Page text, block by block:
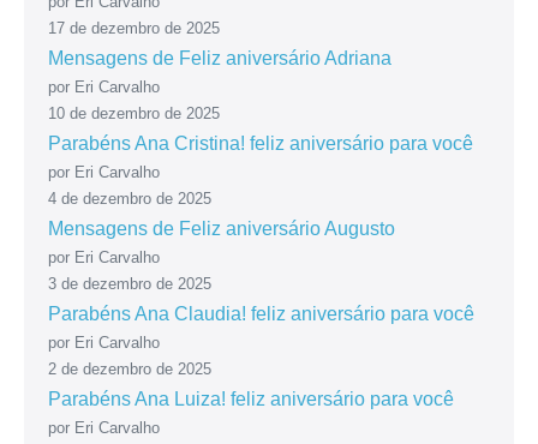
17 de dezembro de 2025
Mensagens de Feliz aniversário Adriana
por Eri Carvalho
10 de dezembro de 2025
Parabéns Ana Cristina! feliz aniversário para você
por Eri Carvalho
4 de dezembro de 2025
Mensagens de Feliz aniversário Augusto
por Eri Carvalho
3 de dezembro de 2025
Parabéns Ana Claudia! feliz aniversário para você
por Eri Carvalho
2 de dezembro de 2025
Parabéns Ana Luiza! feliz aniversário para você
por Eri Carvalho